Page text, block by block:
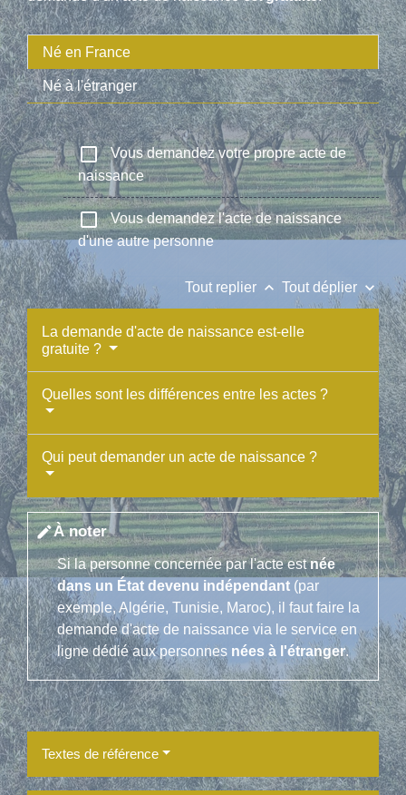
Né en France
Né à l'étranger
check_box_outline_blank Vous demandez votre propre acte de
naissance
check_box_outline_blank Vous demandez l'acte de naissance
d'une autre personne
Tout replier keyboard_arrow_up Tout déplier keyboard_arrow_down
La demande d'acte de naissance est-elle
gratuite ?
Quelles sont les différences entre les actes ?
Qui peut demander un acte de naissance ?
editÀ noter
Si la personne concernée par l'acte estnée
dans un État devenu indépendant (par
exemple, Algérie, Tunisie, Maroc), il faut faire la
demande d'acte de naissance via le service en
ligne dédié aux personnes nées à l'étranger.
Textes de référence